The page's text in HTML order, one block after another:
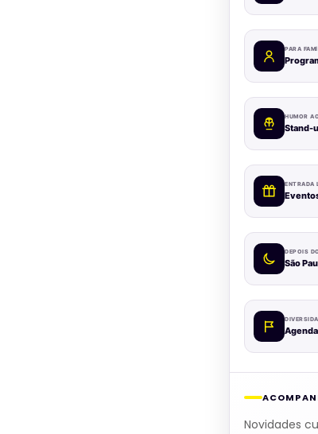
PARA
HUMOR
Stand-
ENTRADA
DEPOIS
São
Novidades